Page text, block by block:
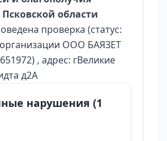
области
проверка (статус:
ООО БАЯЗЕТ
, адрес: гВеликие
д2А
нарушения (1